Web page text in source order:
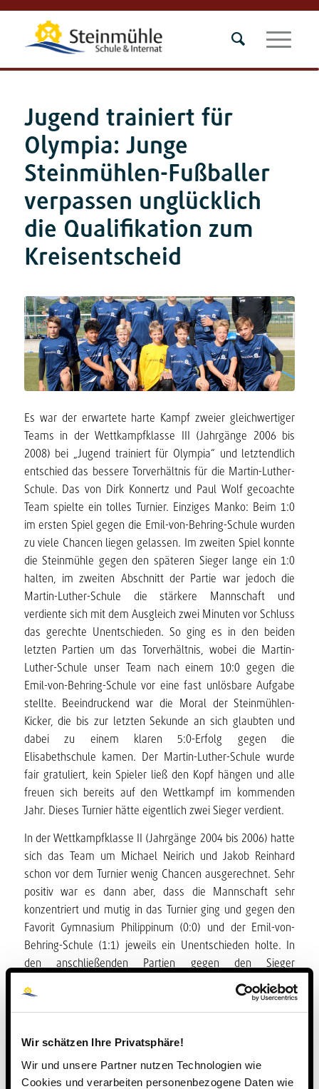
Wir schätzen Ihre Privatsphäre!
Wir und unsere Partner nutzen Technologien wie
Cookies und verarbeiten personenbezogene Daten wie
Jugend trainiert für
Olympia: Junge
Steinmühlen-Fußballer
verpassen unglücklich
die Qualifikation zum
Kreisentscheid
Es war der erwartete harte Kampf zweier gleichwertiger
Teams in der Wettkampfklasse III (Jahrgänge 2006 bis
2008) bei „Jugend trainiert für Olympia“ und letztendlich
entschied das bessere Torverhältnis für die Martin-Luther-
Schule. Das von Dirk Konnertz und Paul Wolf gecoachte
Team spielte ein tolles Turnier. Einziges Manko: Beim 1:0
im ersten Spiel gegen die Emil-von-Behring-Schule wurden
zu viele Chancen liegen gelassen. Im zweiten Spiel konnte
die Steinmühle gegen den späteren Sieger lange ein 1:0
halten, im zweiten Abschnitt der Partie war jedoch die
Martin-Luther-Schule die stärkere Mannschaft und
verdiente sich mit dem Ausgleich zwei Minuten vor Schluss
das gerechte Unentschieden. So ging es in den beiden
letzten Partien um das Torverhältnis, wobei die Martin-
Luther-Schule unser Team nach einem 10:0 gegen die
Emil-von-Behring-Schule vor eine fast unlösbare Aufgabe
stellte. Beeindruckend war die Moral der Steinmühlen-
Kicker, die bis zur letzten Sekunde an sich glaubten und
dabei zu einem klaren 5:0-Erfolg gegen die
Elisabethschule kamen. Der Martin-Luther-Schule wurde
fair gratuliert, kein Spieler ließ den Kopf hängen und alle
freuen sich bereits auf den Wettkampf im kommenden
Jahr. Dieses Turnier hätte eigentlich zwei Sieger verdient.
In der Wettkampfklasse II (Jahrgänge 2004 bis 2006) hatte
sich das Team um Michael Neirich und Jakob Reinhard
schon vor dem Turnier wenig Chancen ausgerechnet. Sehr
positiv war es dann aber, dass die Mannschaft sehr
konzentriert und mutig in das Turnier ging und gegen den
Favorit Gymnasium Philippinum (0:0) und der Emil-von-
Behring-Schule (1:1) jeweils ein Unentschieden holte. In
den anschließenden Partien gegen den Sieger
Elisabethschule und dem Zweitplatzierten Martin-Luther-
Schule waren die Steinmühlen-Kicker letztendlich
chancenlos und verloren beide Partien mit 0:4. Am Ende